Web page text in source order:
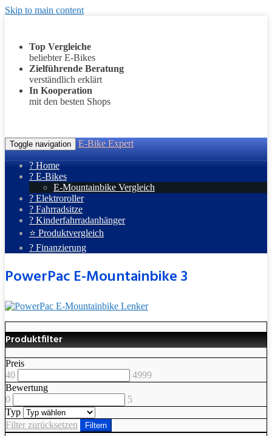
Skip to main content
Top Vergleiche
beliebter E-Bikes
Zielführende Beratung
verständlich erklärt
In Kooperation
mit den besten Shops
Toggle navigation E-Bike Expert
? Home
? E-Bikes
E-Mountainbike Vergleich
? Elektroroller
? Fahrradsitze
? Kinderfahrradanhänger
⭐ Produktvergleich
? Finanzierung
PowerPac E-Mountainbike 3
Produktfilter
Preis
40
4999
Bewertung
0
5
Typ
Filter zurücksetzen
Filtern